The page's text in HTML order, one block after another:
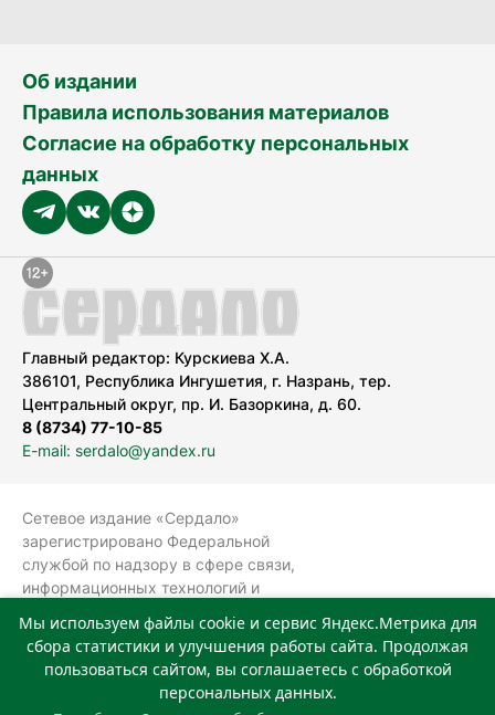
Об издании
Правила использования материалов
Согласие на обработку персональных
данных
Главный редактор: Курскиева Х.А.
386101, Республика Ингушетия, г. Назрань, тер.
Центральный округ, пр. И. Базоркина, д. 60.
8 (8734) 77-10-85
E-mail: serdalo@yandex.ru
Сетевое издание «Сердало»
зарегистрировано Федеральной
службой по надзору в сфере связи,
информационных технологий и
(Роскомнадзор).
Реестровая запись СМИ: ЭЛ № ФС 77-
78323 от 15.05.2020 г. Учредитель:
Государственное автономное
Мы используем файлы cookie и сервис Яндекс.Метрика для
сбора статистики и улучшения работы сайта. Продолжая
пользоваться сайтом, вы соглашаетесь с обработкой
персональных данных.